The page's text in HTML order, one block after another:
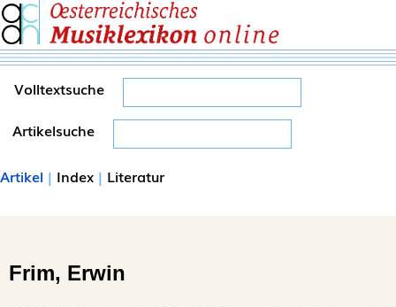
Volltextsuche
Artikelsuche
Artikel | Index | Literatur
Frim, Erwin